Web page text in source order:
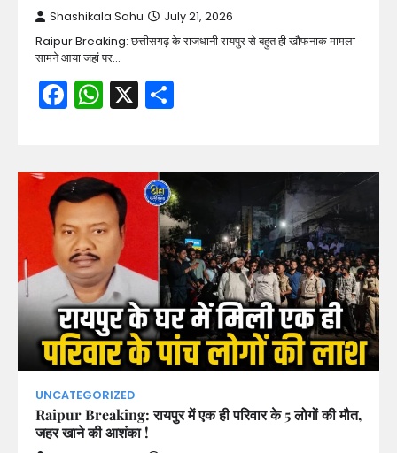
Shashikala Sahu July 21, 2026
Raipur Breaking: छत्तीसगढ़ के राजधानी रायपुर से बहुत ही खौफनाक मामला
सामने आया जहां पर…
Facebook
WhatsApp
X
UNCATEGORIZED
Raipur Breaking: रायपुर में एक ही परिवार के 5 लोगों की मौत,
जहर खाने की आशंका !